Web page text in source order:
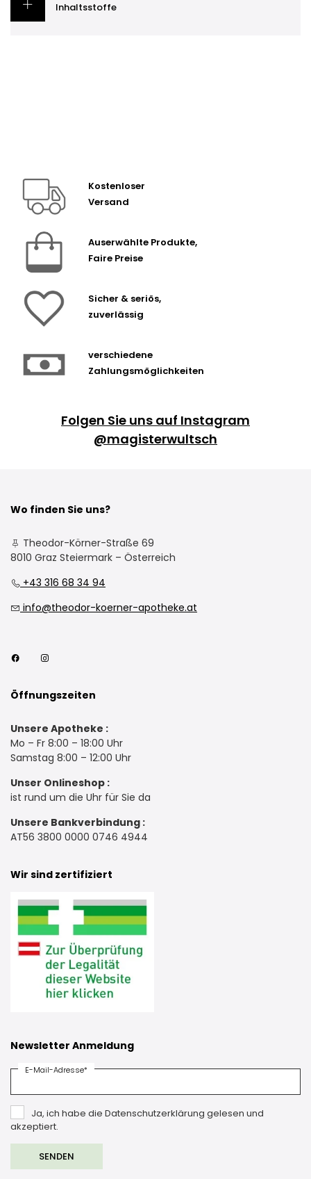
Inhaltsstoffe
Kostenloser
Versand
Auserwählte Produkte,
Faire Preise
Sicher & seriös,
zuverlässig
verschiedene
Zahlungsmöglichkeiten
Folgen Sie uns auf Instagram
@magisterwultsch
Wo finden Sie uns?
Theodor-Körner-Straße 69
8010 Graz Steiermark – Österreich
+43 316 68 34 94
info@theodor-koerner-apotheke.at
Öffnungszeiten
Unsere Apotheke :
Mo – Fr 8:00 – 18:00 Uhr
Samstag 8:00 – 12:00 Uhr
Unser Onlineshop :
ist rund um die Uhr für Sie da
Unsere Bankverbindung :
AT56 3800 0000 0746 4944
Wir sind zertifiziert
Newsletter Anmeldung
E-Mail-Adresse*
Ja, ich habe die Datenschutzerklärung gelesen und
akzeptiert.